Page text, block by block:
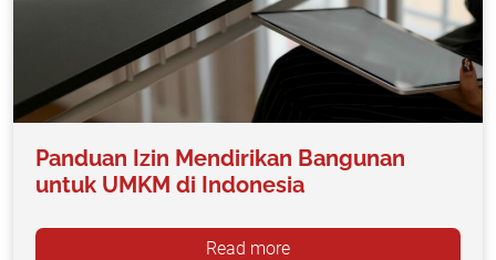
Panduan Izin Mendirikan Bangunan
untuk UMKM di Indonesia
Read more